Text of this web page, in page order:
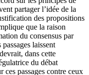
partager l’idée de la
des propositions
que la raison
du consensus par
laissent
dans cette
du débat
ces passages contre ceux